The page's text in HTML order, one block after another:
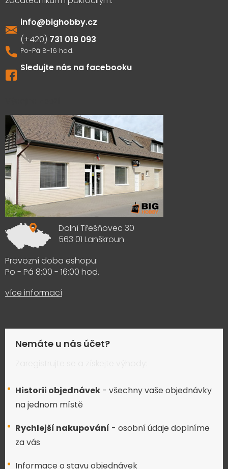
info@bighobby.cz
731 019 093
Sledujte nás na facebooku
Dolní Třešňovec 30
563 01 Lanškroun
Provozní doba eshopu:
Po - Pá 8:00 - 16:00 hod.
více informací
Nemáte u nás účet?
Historii objednávek - všechny vaše objednávky
na jednom místě
Rychlejší nakupování - osobní údaje doplníme
za vás
Informace o stavu objednávek